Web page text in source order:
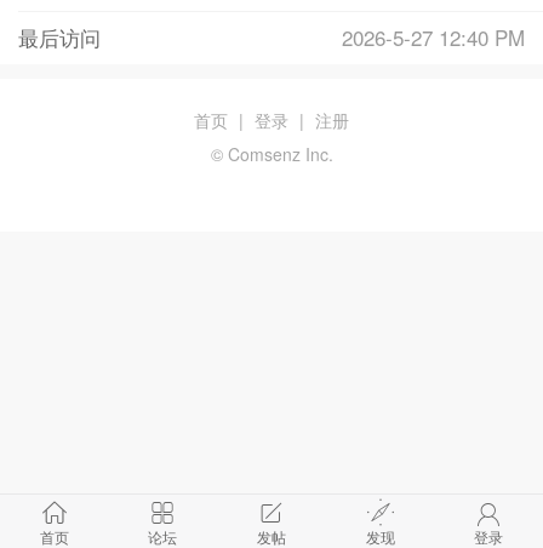
最后访问
2026-5-27 12:40 PM
首页 论坛 发帖 发现 登录
首页 | 登录 | 注册
© Comsenz Inc.